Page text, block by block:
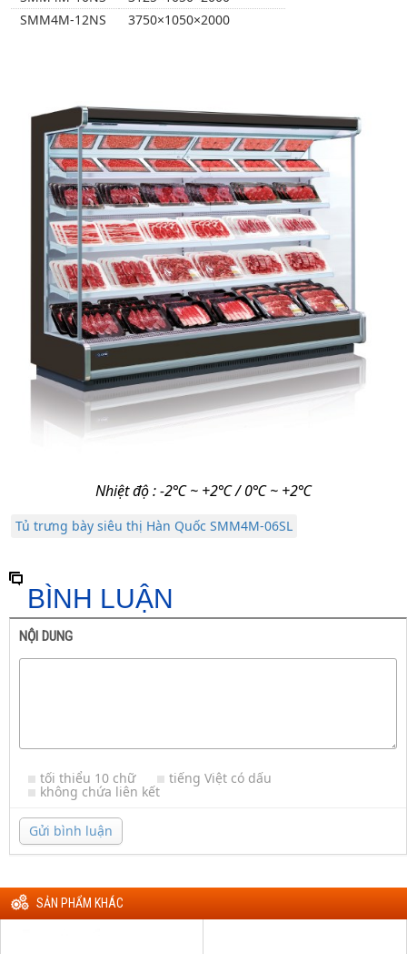
SMM4M-12NS
3750×1050×2000
Nhiệt độ : -2℃ ~ +2℃ / 0℃ ~ +2℃
Tủ trưng bày siêu thị Hàn Quốc SMM4M-06SL
BÌNH LUẬN
NỘI DUNG
tối thiểu 10 chữ tiếng Việt có dấu
không chứa liên kết
Gửi bình luận
SẢN PHẨM KHÁC